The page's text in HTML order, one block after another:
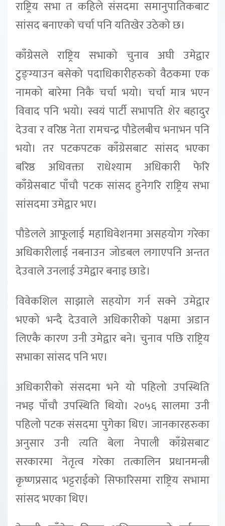
राष्ट्रिय सभा त कहिले संसदमा समानुपातिकबाट
सांसद बनाएको चर्चा पनि यतिखेर उठेको छ।
काँग्रेसले राष्ट्रिय सभाको चुनाव अघी उमेद्वार
टुङ्ग्याउन बसेको पदाधिकारीहरुको वैठकमा एक
नामको बारेमा निकै चर्चा भयो। चर्चा मात्र भएन
विवाद पनि भयो। स्वयं पार्टी सभापति शेर बहादुर
देउवा र वरिष्ठ नेता रामचन्द्र पौडेलबीच भनाभन पनि
भयो। तर पटकपटक काँग्रेसबाट सांसद भएका
बरिष्ठ अधिवक्ता राधेश्याम अधिकारी फेरि
काँग्रेसबाट पाँचौ पटक सांसद हुनेगरि राष्ट्रिय सभा
सांसदमा उमेद्वार भए।
पौडेलले आफूलाई महाधिवेशनमा असहयोग गरेका
अधिकारीलाई नबनाउन जोडबल लगाएपनि अन्तत
देउवाले उनलाई उमेद्वार बनाइ छाडे।
विवेकशिल साझाले सहयोग गर्न सक्ने उमेद्वार
भएको भन्दै देउवाले अधिकारीको पक्षमा अडान
लिएकै कारण उनी उमेद्वार बने। चुनाव पछि राष्ट्रिय
सभाका सांसद पनि भए।
अधिकारीको संसदमा भने यो पहिलो उपस्थिति
नभइ पाँचौ उपस्थिति थियो। २०५६ सालमा उनी
पहिलो पटक संसदमा पुगेका थिए। जानकारहरुका
अनुसार उनी त्यति बेला नेपाली काँग्रेसबाट
सरकारमा नेतृत्व गरेका तत्कालिन प्रधानमन्त्री
कृष्णप्रसाद भट्टराईको सिफारिसमा राष्ट्रिय सभामा
सांसद भएका थिए।